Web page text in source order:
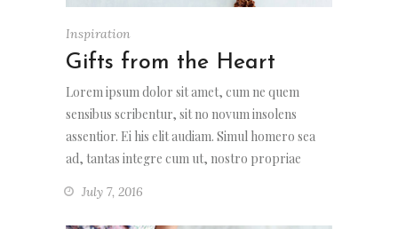
Inspiration
Gifts from the Heart
Lorem ipsum dolor sit amet, cum ne quem
sensibus scribentur, sit no novum insolens
assentior. Ei his elit audiam. Simul homero sea
ad, tantas integre cum ut, nostro propriae
July 7, 2016